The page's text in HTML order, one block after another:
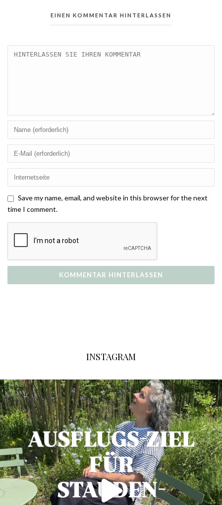
EINEN KOMMENTAR HINTERLASSEN
Save my name, email, and website in this browser for the next
time I comment.
INSTAGRAM